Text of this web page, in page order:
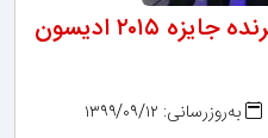
۲۰۱۵ ادیسون
به‌روزرسانی: ۱۳۹۹/۰۹/۱۲